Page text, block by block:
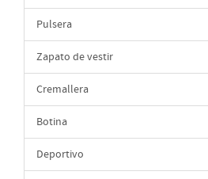
Pulsera
Zapato de vestir
Cremallera
Botina
Deportivo